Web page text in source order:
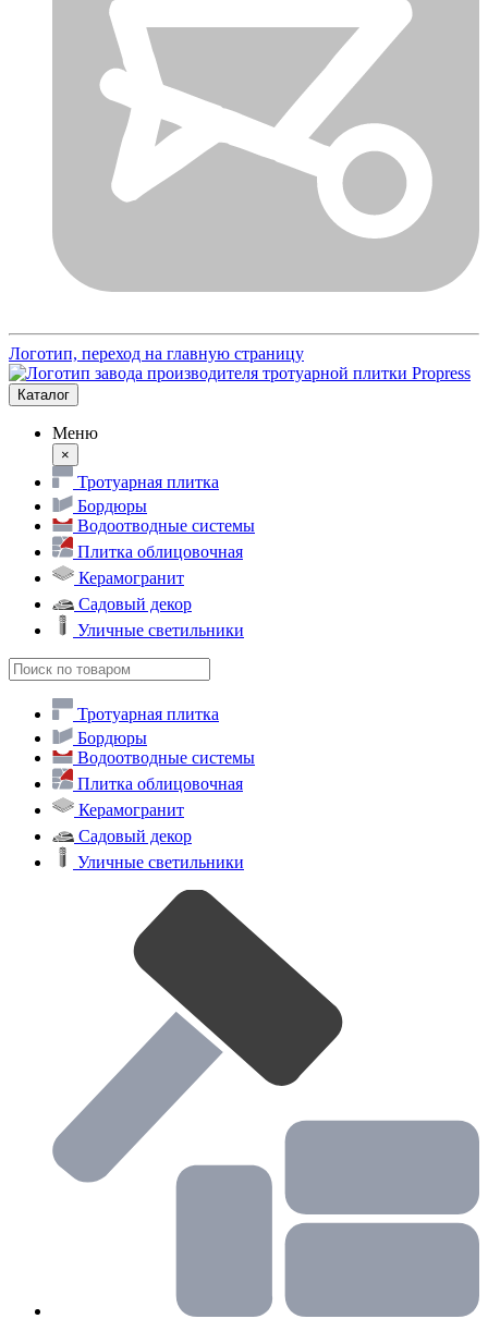
Логотип, переход на главную страницу
Каталог
Меню
×
Тротуарная плитка
Бордюры
Водоотводные системы
Плитка облицовочная
Керамогранит
Садовый декор
Уличные светильники
Тротуарная плитка
Бордюры
Водоотводные системы
Плитка облицовочная
Керамогранит
Садовый декор
Уличные светильники